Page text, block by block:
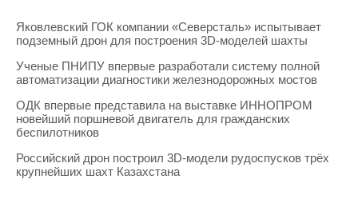
Яковлевский ГОК компании «Северсталь» испытывает
подземный дрон для построения 3D-моделей шахты
Ученые ПНИПУ впервые разработали систему полной
автоматизации диагностики железнодорожных мостов
ОДК впервые представила на выставке ИННОПРОМ
новейший поршневой двигатель для гражданских
беспилотников
Российский дрон построил 3D-модели рудоспусков трёх
крупнейших шахт Казахстана